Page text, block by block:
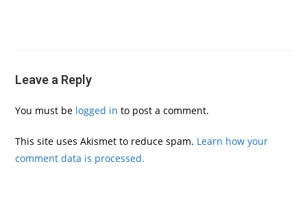
Leave a Reply
You must be logged in to post a comment.
This site uses Akismet to reduce spam. Learn how your
comment data is processed.